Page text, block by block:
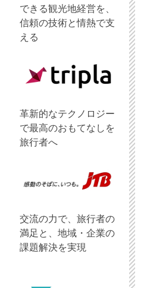
できる観光地経営を、
信頼の技術と情熱で支
える
革新的なテクノロジー
で最高のおもてなしを
旅行者へ
交流の力で、旅行者の
満足と、地域・企業の
課題解決を実現